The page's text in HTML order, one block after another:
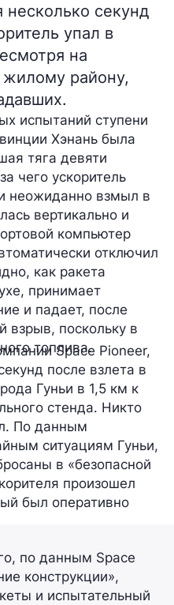
секунд
упал в
на
жилому району,
испытаний ступени
Хэнань была
тяга девяти
чего ускоритель
неожиданно взмыл в
вертикально и
компьютер
отключил
как ракета
принимает
и падает, после
взрыв, поскольку в
топлива.
Space Pioneer,
после взлета в
Гуньи в 1,5 км к
стенда. Никто
. По данным
ситуациям Гуньи,
в «безопасной
произошел
был оперативно
по данным Space
конструкции»,
и испытательный